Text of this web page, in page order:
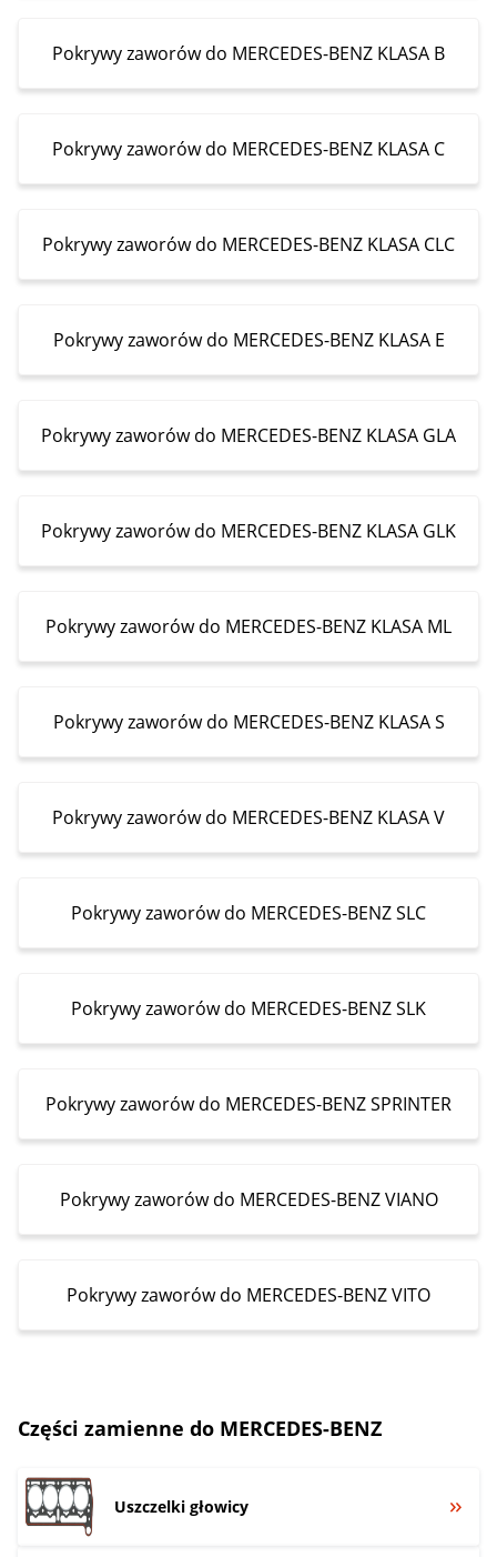
Pokrywy zaworów do MERCEDES-BENZ KLASA B
Pokrywy zaworów do MERCEDES-BENZ KLASA C
Pokrywy zaworów do MERCEDES-BENZ KLASA CLC
Pokrywy zaworów do MERCEDES-BENZ KLASA E
Pokrywy zaworów do MERCEDES-BENZ KLASA GLA
Pokrywy zaworów do MERCEDES-BENZ KLASA GLK
Pokrywy zaworów do MERCEDES-BENZ KLASA ML
Pokrywy zaworów do MERCEDES-BENZ KLASA S
Pokrywy zaworów do MERCEDES-BENZ KLASA V
Pokrywy zaworów do MERCEDES-BENZ SLC
Pokrywy zaworów do MERCEDES-BENZ SLK
Pokrywy zaworów do MERCEDES-BENZ SPRINTER
Pokrywy zaworów do MERCEDES-BENZ VIANO
Pokrywy zaworów do MERCEDES-BENZ VITO
Części zamienne do MERCEDES-BENZ
Uszczelki głowicy